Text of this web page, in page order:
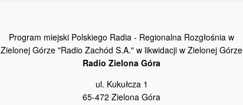
Program miejski Polskiego Radia - Regionalna Rozgłośnia w
Zielonej Górze "Radio Zachód S.A." w likwidacji w Zielonej Górze
Radio Zielona Góra
ul. Kukułcza 1
65-472 Zielona Góra